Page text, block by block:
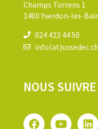
Champs Torrens 1
1400 Yverdon-les-
024 423 44 50
info(at)cosedec.ch
NOUS SUIVRE